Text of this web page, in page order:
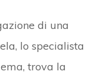
di una
lo specialista
trova la